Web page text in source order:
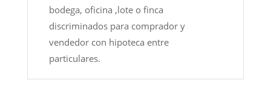
bodega, oficina ,lote o finca
discriminados para comprador y
vendedor con hipoteca entre
particulares.